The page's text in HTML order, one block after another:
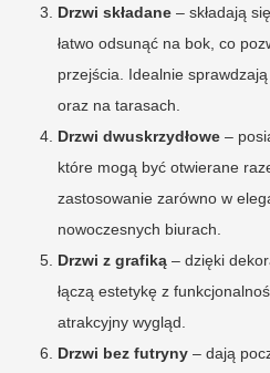
Drzwi składane – składają
łatwo odsunąć na bok, co
przejścia. Idealnie
oraz na tarasach.
Drzwi dwuskrzydłowe –
które mogą być otwierane
zastosowanie zarówno w
nowoczesnych biurach.
Drzwi z grafiką – dzięki
łączą estetykę z
atrakcyjny wygląd.
Drzwi bez futryny – dają